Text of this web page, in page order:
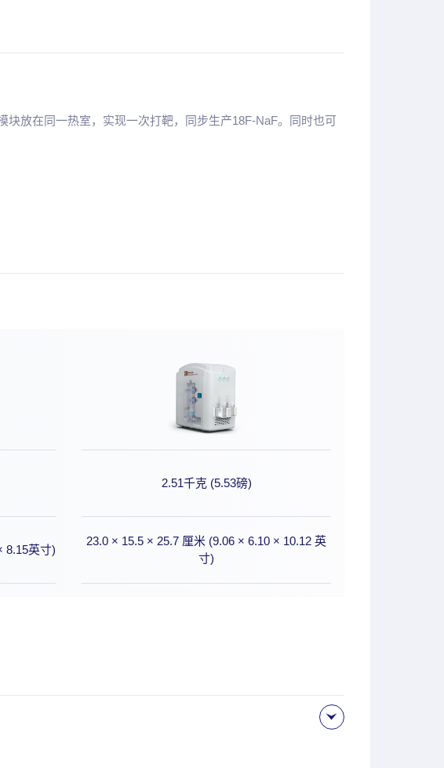
放在同一热室，实现一次打靶，同步生产18F-NaF。同时也可
8.15英寸)
2.51千克 (5.53磅)
23.0 × 15.5 × 25.7 厘米 (9.06 × 6.10 × 10.12 英
寸)